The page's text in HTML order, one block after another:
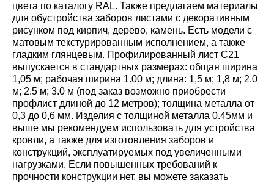
цвета по каталогу RAL. Также предлагаем материалы
для обустройства заборов листами с декоративным
рисунком под кирпич, дерево, камень. Есть модели с
матовым текстурированным исполнением, а также
гладким глянцевым. Профилированный лист С21
выпускается в стандартных размерах: общая ширина
1,05 м; рабочая ширина 1.00 м; длина: 1,5 м; 1,8 м; 2.0
м; 2.5 м; 3.0 м (под заказ возможно приобрести
профлист длиной до 12 метров); толщина металла от
0,3 до 0,6 мм. Изделия с толщиной металла 0.45мм и
выше мы рекомендуем использовать для устройства
кровли, а также для изготовления заборов и
конструкций, эксплуатируемых под увеличенными
нагрузками. Если повышенных требований к
прочности конструкции нет, вы можете заказать